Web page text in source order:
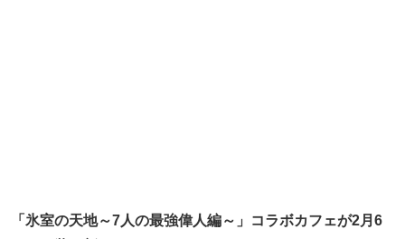
「氷室の天地～7人の最強偉人編～」
コラボカフェが2月6